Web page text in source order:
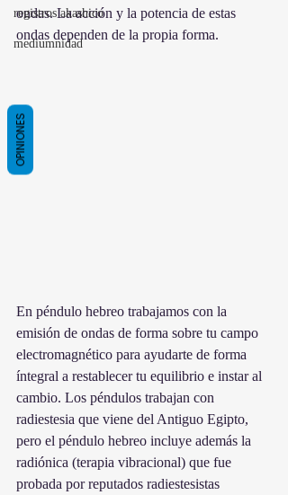
registros akashico
mediumnidad
ondas. La acción y la potencia de estas
ondas dependen de la propia forma.
En péndulo hebreo trabajamos con la
emisión de ondas de forma sobre tu campo
electromagnético para ayudarte de forma
íntegral a restablecer tu equilibrio e instar al
cambio. Los péndulos trabajan con
radiestesia que viene del Antiguo Egipto,
pero el péndulo hebreo incluye además la
radiónica (terapia vibracional) que fue
probada por reputados radiestesistas
OPINIONES